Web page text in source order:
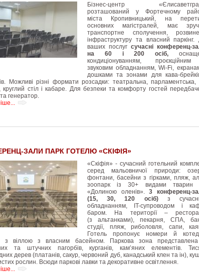
Бізнес-центр
розташований у Фортечному
міста Кропивницький, на
основних магістралей, має
транспортне сполучення,
інфраструктуру та власний паркінг.
ваших послуг сучасні конференц-
на 60 і 200 осіб,
кондиціонуванням,
звуковим обладнанням, Wi-Fi,
дошками та зонами для кава-
Можливі різні формати розсадки: театральна,
круглий стіл і кабаре. Для безпеки та комфорту гостей
генератор.
ЗАЛИ ПАРК ГОТЕЛЮ «СКІФІЯ»
«Скіфія» - сучасний готельний
серед мальовничої природи:
фонтани, басейни з гірками, пляж,
зоопарк із 30+ видами тварин
«Долиною оленів».3 конференц-
(15, 30, 120 осіб)з
обладнанням, IT-супроводом і
баром. На території –
(з альтанками), пекарня, СПА,
студії, пляж, риболовля, сапи,
Готель пропонує номери й
з віллою з власним басейном. Паркова зона
та штучних пагорбів, курганів, кам’яних елементів.
дерев (платанів, сакур, червоний дуб, канадський клен та ін),
рослин. Всюди паркові лавки та декоративне освітлення.